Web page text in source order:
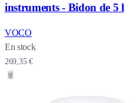
instruments - Bidon de 5 l
VOCO
En stock
269,35 €